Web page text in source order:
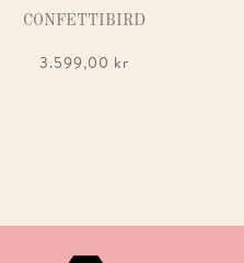
CONFETTIBIRD
3.599,00 kr